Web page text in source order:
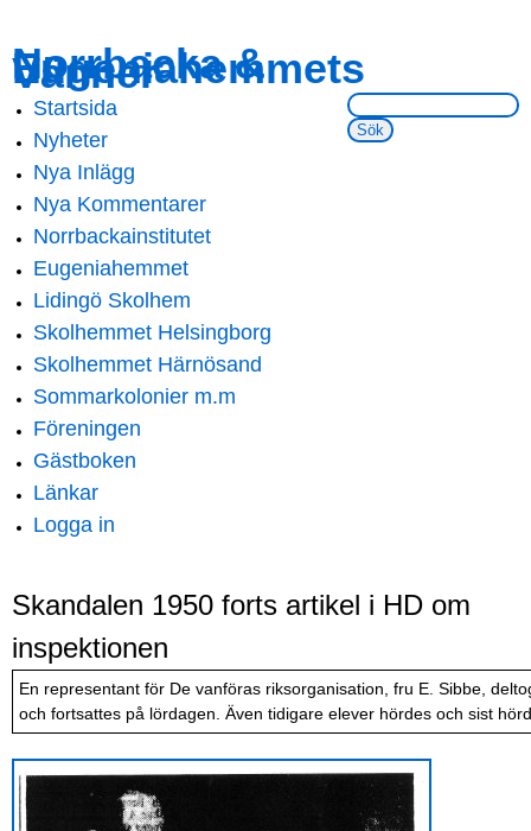
main
content
navigation
Norrbacka &
Eugeniahemmets
Vänner
Sök på webbsidan:
Main menu
Startsida
Nyheter
Nya Inlägg
Nya Kommentarer
Norrbackainstitutet
Eugeniahemmet
Lidingö Skolhem
Skolhemmet Helsingborg
Skolhemmet Härnösand
Sommarkolonier m.m
Föreningen
Gästboken
Länkar
Logga in
Skandalen 1950 forts artikel i HD om
inspektionen
En representant för De vanföras riksorganisation, fru E. Sibbe,
och fortsattes på lördagen. Även tidigare elever hördes och sist